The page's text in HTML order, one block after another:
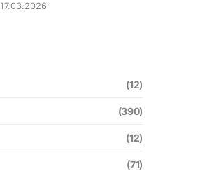
17.03.2026
(12)
(390)
(12)
(71)